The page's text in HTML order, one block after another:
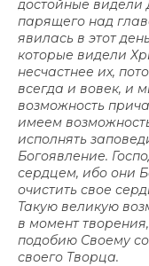
достойные видели
парящего над
явилась в этот
которые видели
несчастнее их,
всегда и вовек, и
возможность
имеем
исполнять
Богоявление.
сердцем, ибо они
очистить свое
Такую великую
в момент
подобию Своему
своего Творца.